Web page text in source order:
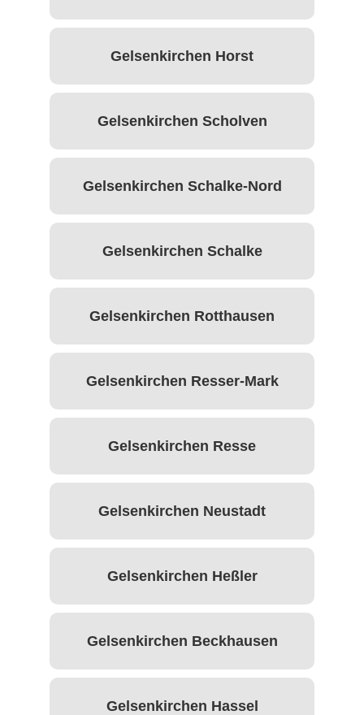
Gelsenkirchen Horst
Gelsenkirchen Scholven
Gelsenkirchen Schalke-Nord
Gelsenkirchen Schalke
Gelsenkirchen Rotthausen
Gelsenkirchen Resser-Mark
Gelsenkirchen Resse
Gelsenkirchen Neustadt
Gelsenkirchen Heßler
Gelsenkirchen Beckhausen
Gelsenkirchen Hassel